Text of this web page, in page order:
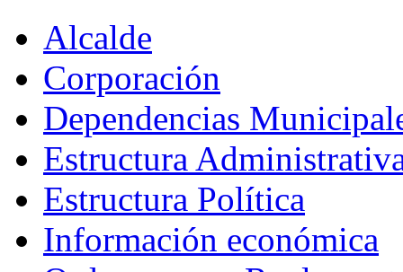
Alcalde
Corporación
Dependencias
Estructura
Estructura Política
Información económica